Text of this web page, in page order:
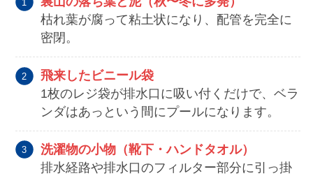
枯れ葉が腐って粘土状になり、配管を完全に
密閉。
飛来したビニール袋
1枚のレジ袋が排水口に吸い付くだけで、ベラ
ンダはあっという間にプールになります。
洗濯物の小物（靴下・ハンドタオル）
排水経路や排水口のフィルター部分に引っ掛